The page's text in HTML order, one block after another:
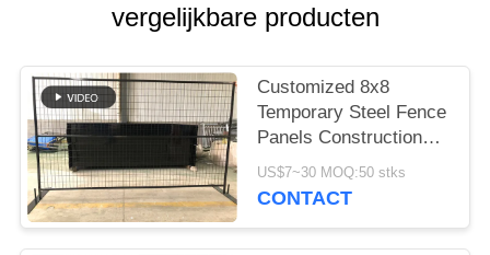
PRIVACYvergelijkbare producten
Customized 8x8
Temporary Steel Fence
Panels Construction
protection
US$7~30 MOQ:50 stks
CONTACT